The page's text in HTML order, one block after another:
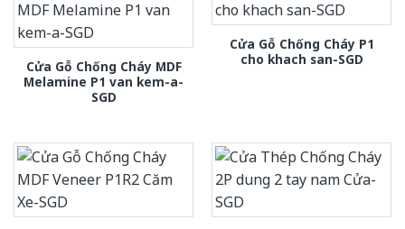
Cửa Gỗ Chống Cháy MDF
Melamine P1 van kem-a-
SGD
Cửa Gỗ Chống Cháy P1
cho khach san-SGD